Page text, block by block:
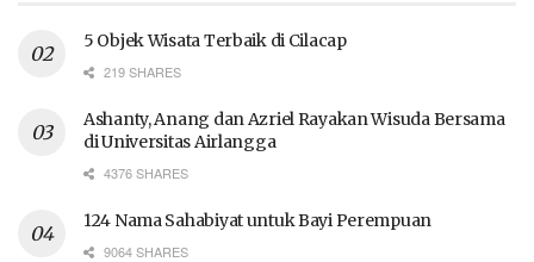
5 Objek Wisata Terbaik di Cilacap
219 SHARES
Ashanty, Anang dan Azriel Rayakan Wisuda Bersama
di Universitas Airlangga
4376 SHARES
124 Nama Sahabiyat untuk Bayi Perempuan
9064 SHARES